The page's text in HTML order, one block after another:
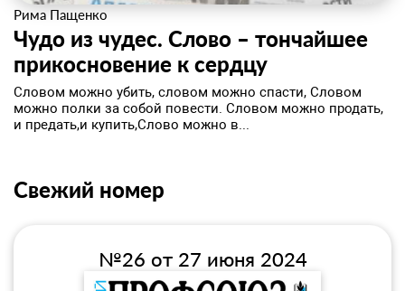
Рима Пащенко
Чудо из чудес. Слово – тончайшее
прикосновение к сердцу
Словом можно убить, словом можно спасти, Словом
можно полки за собой повести. Словом можно продать,
и предать,и купить,Слово можно в...
Свежий номер
№26 от 27 июня 2024